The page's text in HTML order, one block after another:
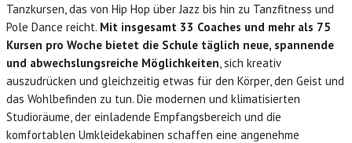
Tanzkursen, das von Hip Hop über Jazz bis hin zu Tanzfitness und
Pole Dance reicht. Mit insgesamt 33 Coaches und mehr als 75
Kursen pro Woche bietet die Schule täglich neue, spannende
und abwechslungsreiche Möglichkeiten, sich kreativ
auszudrücken und gleichzeitig etwas für den Körper, den Geist und
das Wohlbefinden zu tun. Die modernen und klimatisierten
Studioräume, der einladende Empfangsbereich und die
komfortablen Umkleidekabinen schaffen eine angenehme